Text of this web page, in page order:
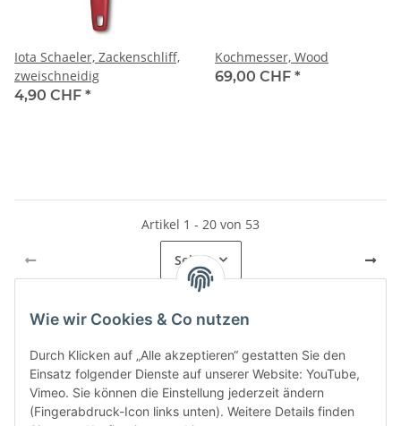
Iota Schaeler, Zackenschliff,
zweischneidig
4,90 CHF *
Kochmesser, Wood
69,00 CHF *
Artikel 1 - 20 von 53
Seite1
Kategorien
Wie wir Cookies & Co nutzen
Durch Klicken auf „Alle akzeptieren“ gestatten Sie den
Einsatz folgender Dienste auf unserer Website: YouTube,
Vimeo. Sie können die Einstellung jederzeit ändern
(Fingerabdruck-Icon links unten). Weitere Details finden